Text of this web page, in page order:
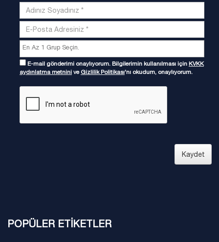
E-mail gönderimi onaylıyorum. Bilgilerimin kullanılması için KVKK
aydınlatma metnini ve Gizlilik Politikası'nı okudum, onaylıyorum.
Kaydet
POPÜLER ETİKETLER